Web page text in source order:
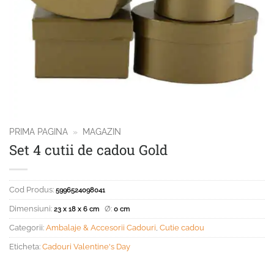
PRIMA PAGINA » MAGAZIN
Set 4 cutii de cadou Gold
Cod Produs: 5996524098041
Dimensiuni: 23 x 18 x 6 cm Ø: 0 cm
Categorii: Ambalaje & Accesorii Cadouri Cutie cadou
Eticheta: Cadouri Valentine's Day